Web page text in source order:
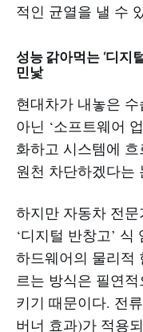
적인 균열을 낼 수
성능 갉아먹는 ‘디지
민낯
현대차가 내놓은
아닌 ‘소프트웨어
화하고 시스템에
원천 차단하겠다는
하지만 자동차 전
‘디지털 반창고’
하드웨어의 물리적
르는 방식은 필연
키기 때문이다. 전
버너 효과)가 적용